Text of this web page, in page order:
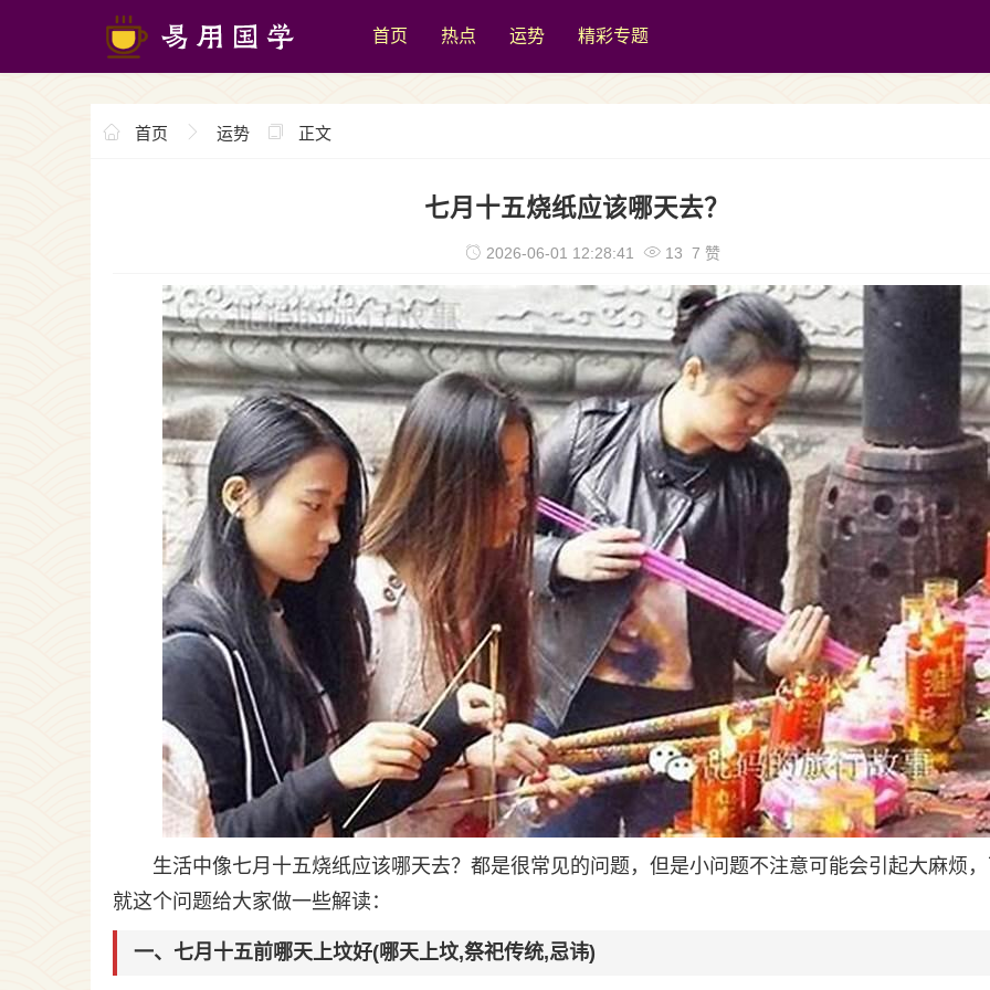
首页 热点 运势 精彩专题
首页 运势 正文
七月十五烧纸应该哪天去？
2026-06-01 12:28:41 13 7 赞
生活中像七月十五烧纸应该哪天去？都是很常见的问题，但是小问题不注意可能会引起大麻烦
就这个问题给大家做一些解读：
一、七月十五前哪天上坟好(哪天上坟,祭祀传统,忌讳)